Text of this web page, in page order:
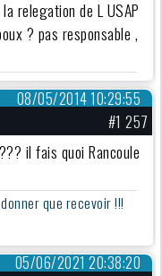
relegation de L USAP
? pas responsable ,
08/05/2014 10:29:55
#1 257
il fais quoi Rancoule
que recevoir !!!
05/06/2021 20:38:20